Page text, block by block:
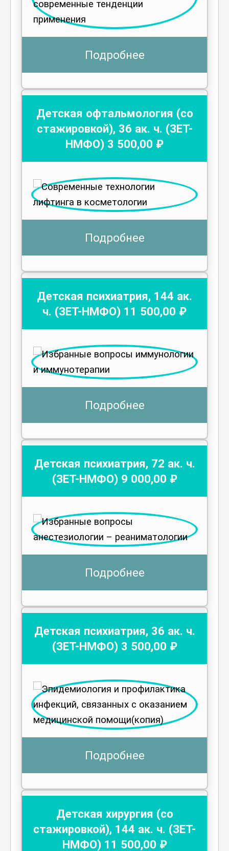
Подробнее
Детская офтальмология (со
стажировкой), 36 ак. ч. (ЗЕТ-
НМФО) 3 500,00 ₽
Подробнее
Детская психиатрия, 144 ак.
ч. (ЗЕТ-НМФО) 11 500,00 ₽
Подробнее
Детская психиатрия, 72 ак. ч.
(ЗЕТ-НМФО) 9 000,00 ₽
Подробнее
Детская психиатрия, 36 ак. ч.
(ЗЕТ-НМФО) 3 500,00 ₽
Подробнее
Детская хирургия (со
стажировкой), 144 ак. ч. (ЗЕТ-
НМФО) 11 500,00 ₽